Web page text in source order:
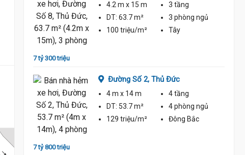
7 tỷ 300 triệu
4.2 m x 15 m
3 tầng
DT: 63.7 m² 3 phòng ngủ
100 triệu/m²
Tây
7 tỷ 800 triệu
Đường Số 2, Thủ Đức
4 m x 14 m
4 tầng
DT: 53.7 m² 4 phòng ngủ
129 triệu/m²
Đông Bắc